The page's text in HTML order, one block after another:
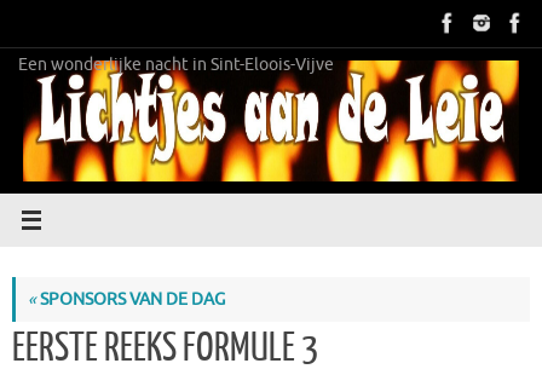
inhoud
Een wonderlijke nacht in Sint-Eloois-Vijve
«SPONSORS VAN DE DAG
EERSTE REEKS FORMULE 3